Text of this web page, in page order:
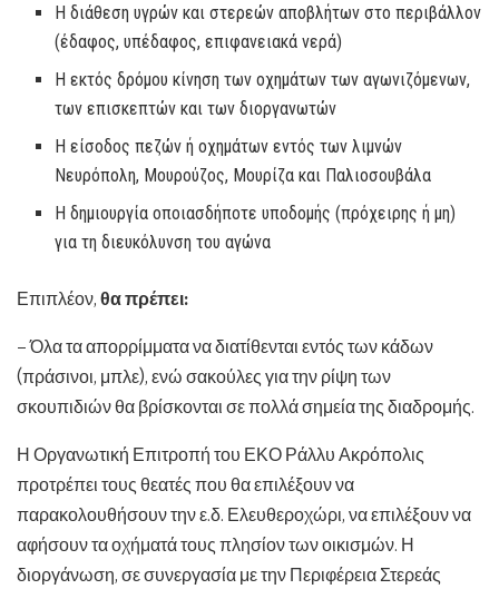
Η διάθεση υγρών και στερεών αποβλήτων στο περιβάλλον
(έδαφος, υπέδαφος, επιφανειακά νερά)
Η εκτός δρόμου κίνηση των οχημάτων των αγωνιζόμενων,
των επισκεπτών και των διοργανωτών
Η είσοδος πεζών ή οχημάτων εντός των λιμνών
Νευρόπολη, Μουρούζος, Μουρίζα και Παλιοσουβάλα
Η δημιουργία οποιασδήποτε υποδομής (πρόχειρης ή μη)
για τη διευκόλυνση του αγώνα
Επιπλέον, θα πρέπει:
– Όλα τα απορρίμματα να διατίθενται εντός των κάδων
(πράσινοι, μπλε), ενώ σακούλες για την ρίψη των
σκουπιδιών θα βρίσκονται σε πολλά σημεία της διαδρομής.
Η Οργανωτική Επιτροπή του ΕΚΟ Ράλλυ Ακρόπολις
προτρέπει τους θεατές που θα επιλέξουν να
παρακολουθήσουν την ε.δ. Ελευθεροχώρι, να επιλέξουν να
αφήσουν τα οχήματά τους πλησίον των οικισμών. Η
διοργάνωση, σε συνεργασία με την Περιφέρεια Στερεάς